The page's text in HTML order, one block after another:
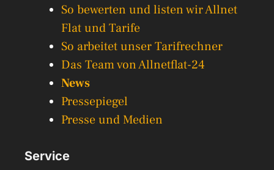
So bewerten und listen wir Allnet
Flat und Tarife
So arbeitet unser Tarifrechner
Das Team von Allnetflat-24
News
Pressepiegel
Presse und Medien
Service